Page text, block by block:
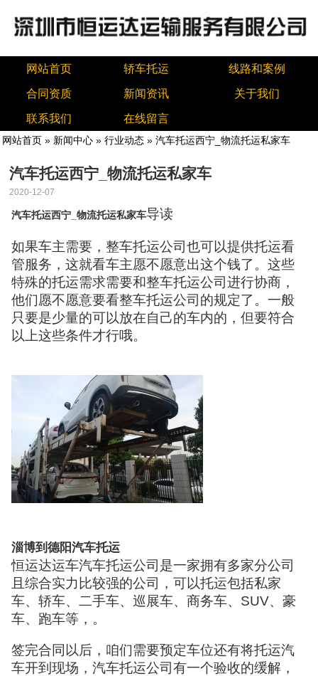
网站首页 轿车托运 线路和案例
合同资质 新闻资讯 关于我们
联系我们 在线留言
网站首页 » 新闻中心 » 行业动态 » 汽车托运西宁_物流托运私家车
汽车托运西宁_物流托运私家车
2020-12-07
汽车托运西宁_物流托运私家车导读
如果车主需要，整车托运公司也可以提供托运看
管服务，这就看车主愿不愿意出这个钱了。这些
特殊的托运需求需要和整车托运公司进行协商，
他们愿不愿意要看整车托运公司的规定了。一般
只要是少量的可以放在自己的车内的，但要符合
以上这些条件才行哦。
淄博到德阳汽车托运
恒运达运车汽车托运公司是一家拥有多家分公司
且综合实力比较强的公司，可以托运包括私家
车、轿车、二手车、巡展车、商务车、SUV、豪
车、跑车等，。
签完合同以后，咱们需要预定车位还有将托运汽
车开到现场，汽车托运公司有一个验收的缓解，